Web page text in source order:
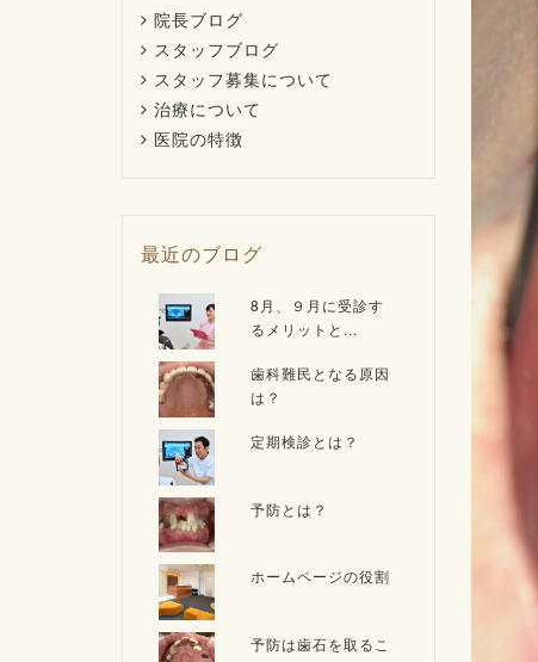
院長ブログ
スタッフブログ
スタッフ募集について
治療について
医院の特徴
最近のブログ
8月、９月に受診す
るメリットと...
歯科難民となる原因
は？
定期検診とは？
予防とは？
ホームページの役割
予防は歯石を取るこ